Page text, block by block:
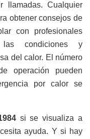
llamadas. Cualquier
obtener consejos de
con profesionales
condiciones y
del calor. El número
operación pueden
por calor se
si se visualiza a
ayuda. Y si hay